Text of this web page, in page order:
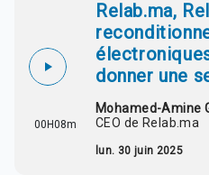
00H08m
Relab.ma,
donner une
Mohamed-Amine
CEO de Relab.ma
lun. 30 juin 2025